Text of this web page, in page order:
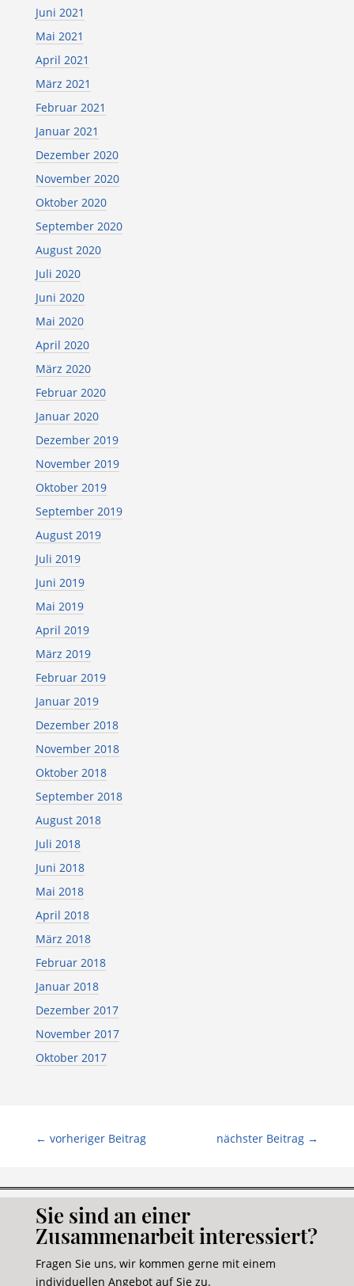
Juni 2021
Mai 2021
April 2021
März 2021
Februar 2021
Januar 2021
Dezember 2020
November 2020
Oktober 2020
September 2020
August 2020
Juli 2020
Juni 2020
Mai 2020
April 2020
März 2020
Februar 2020
Januar 2020
Dezember 2019
November 2019
Oktober 2019
September 2019
August 2019
Juli 2019
Juni 2019
Mai 2019
April 2019
März 2019
Februar 2019
Januar 2019
Dezember 2018
November 2018
Oktober 2018
September 2018
August 2018
Juli 2018
Juni 2018
Mai 2018
April 2018
März 2018
Februar 2018
Januar 2018
Dezember 2017
November 2017
Oktober 2017
← vorheriger Beitrag nächster Beitrag →
Sie sind an einer
Zusammenarbeit interessiert?
Fragen Sie uns, wir kommen gerne mit einem
individuellen Angebot auf Sie zu.